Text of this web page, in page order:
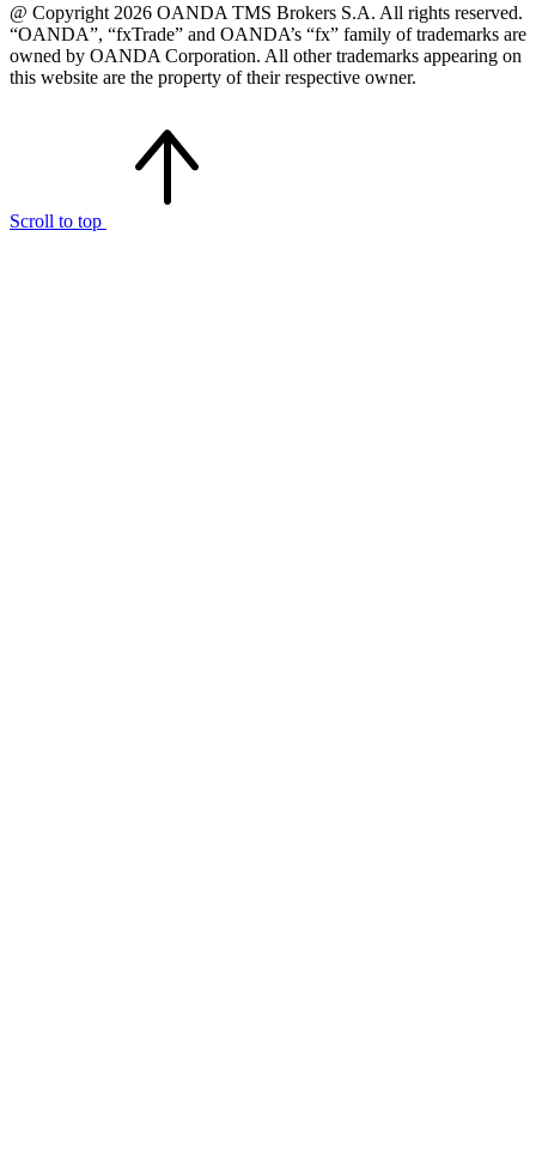
@ Copyright 2026 OANDA TMS Brokers S.A. All rights reserved.
“OANDA”, “fxTrade” and OANDA’s “fx” family of trademarks are
owned by OANDA Corporation. All other trademarks appearing on
this website are the property of their respective owner.
Scroll to top